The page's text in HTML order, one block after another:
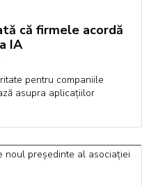
că firmele acordă
IA
pentru companiile
asupra aplicațiilor